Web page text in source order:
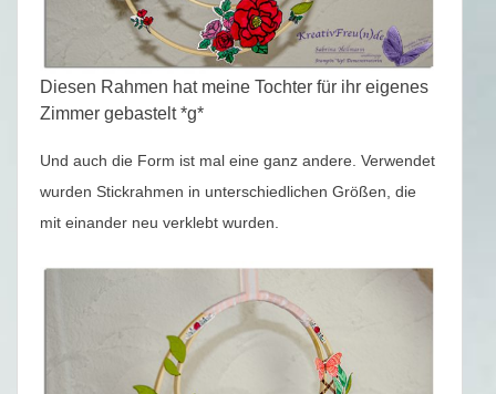
Diesen Rahmen hat meine Tochter für ihr eigenes
Zimmer gebastelt *g*
Und auch die Form ist mal eine ganz andere. Verwendet
wurden Stickrahmen in unterschiedlichen Größen, die
mit einander neu verklebt wurden.